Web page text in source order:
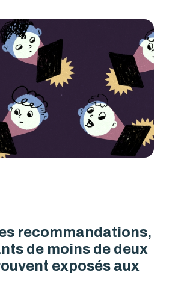
recommandations,
de moins de deux
exposés aux